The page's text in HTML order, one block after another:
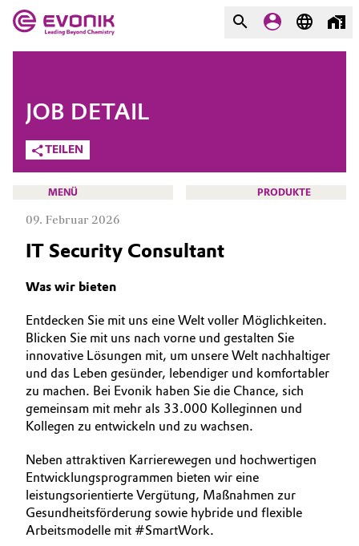
Market
Additive Manufacturing
Adhesives & Sealants
Animal Nutrition & Health
Automotive & Transportation
Battery
Building, Construction & Infrastructure
Catalysts
Evonik - Leading Beyond
Chemistry
Was uns antreibt
Purpose
BVB Partnerschaft
Geschichte
Struktur & Organisation
Vorstand
Aufsichtsrat
Struktur
UNTERNEHMEN
TEILEN
JOB DETAIL
MENÜ PRODUKTE
MÖGLICHKEITEN
WARUM EVONIK
AUSBILDUNG
BEWERBUNG
INTERNATIONALE ARBEITSKULTUR
09. Februar 2026
IT Security Consultant
Was wir bieten
Entdecken Sie mit uns eine Welt voller Möglichkeiten.
Blicken Sie mit uns nach vorne und gestalten Sie
innovative Lösungen mit, um unsere Welt nachhaltiger
und das Leben gesünder, lebendiger und komfortabler
zu machen. Bei Evonik haben Sie die Chance, sich
gemeinsam mit mehr als 33.000 Kolleginnen und
Kollegen zu entwickeln und zu wachsen.
Neben attraktiven Karrierewegen und hochwertigen
Entwicklungsprogrammen bieten wir eine
leistungsorientierte Vergütung, Maßnahmen zur
Gesundheitsförderung sowie hybride und flexible
Arbeitsmodelle mit #SmartWork.